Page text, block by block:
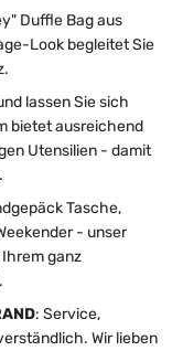
Duffle Bag aus
Look begleitet Sie
lassen Sie sich
bietet ausreichend
Utensilien - damit
Tasche,
- unser
ganz
: Service,
Wir lieben